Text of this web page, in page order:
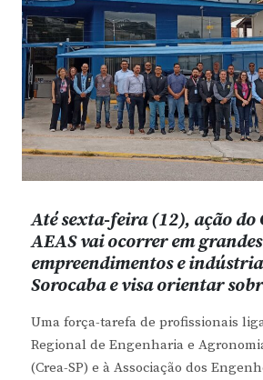
Até sexta-feira (12), ação do
AEAS vai ocorrer em grandes
empreendimentos e
Sorocaba e visa orientar
Uma força-tarefa de profissionais
Regional de Engenharia e
(Crea-SP) e à Associação dos